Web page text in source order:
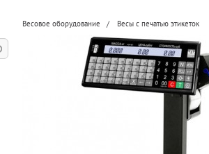
Весовое оборудование Весы с печатью этикеток